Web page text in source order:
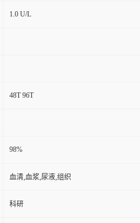
1.0 U/L
48T 96T
98%
血清,血浆,尿液,组织
科研